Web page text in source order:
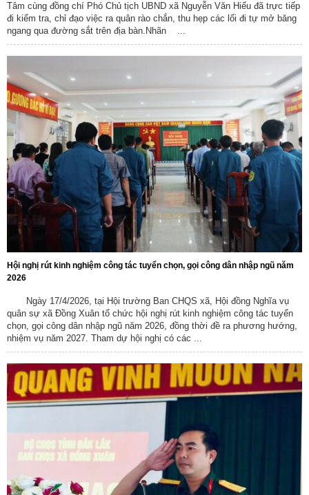
Tâm cùng đồng chí Phó Chủ tịch UBND xã Nguyễn Văn Hiếu đã trực tiếp
đi kiểm tra, chỉ đạo việc ra quân rào chắn, thu hẹp các lối đi tự mở băng
ngang qua đường sắt trên địa bàn.Nhãn ...
Hội nghị rút kinh nghiệm công tác tuyển chọn, gọi công dân nhập ngũ năm
2026
Ngày 17/4/2026, tại Hội trường Ban CHQS xã, Hội đồng Nghĩa vụ
quân sự xã Đồng Xuân tổ chức hội nghị rút kinh nghiệm công tác tuyển
chọn, gọi công dân nhập ngũ năm 2026, đồng thời đề ra phương hướng,
nhiệm vụ năm 2027. Tham dự hội nghị có các ...